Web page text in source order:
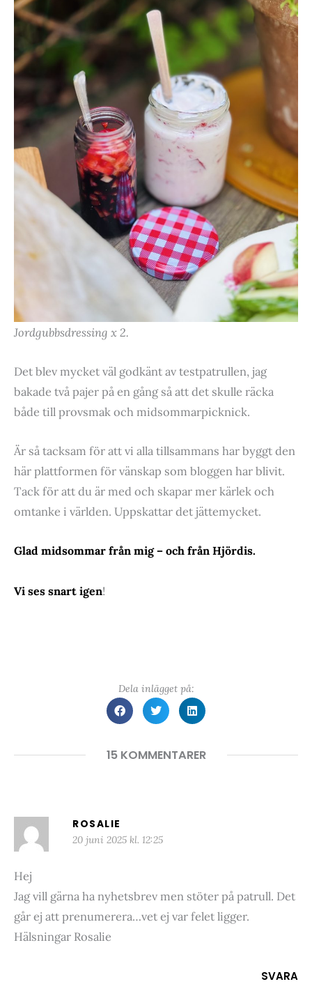
Jordgubbsdressing x 2.
Det blev mycket väl godkänt av testpatrullen, jag
bakade två pajer på en gång så att det skulle räcka
både till provsmak och midsommarpicknick.
Är så tacksam för att vi alla tillsammans har byggt den
här plattformen för vänskap som bloggen har blivit.
Tack för att du är med och skapar mer kärlek och
omtanke i världen. Uppskattar det jättemycket.
Glad midsommar från mig – och från Hjördis.
Vi ses snart igen!
Dela inlägget på:
15 KOMMENTARER
ROSALIE
20 juni 2025 kl. 12:25
Hej
Jag vill gärna ha nyhetsbrev men stöter på patrull. Det
går ej att prenumerera…vet ej var felet ligger.
Hälsningar Rosalie
SVARA